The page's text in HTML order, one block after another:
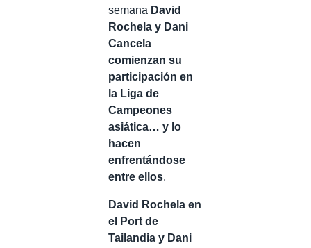
semana David
Rochela y Dani
Cancela
comienzan su
participación en
la Liga de
Campeones
asiática… y lo
hacen
enfrentándose
entre ellos.
David Rochela en
el Port de
Tailandia y Dani